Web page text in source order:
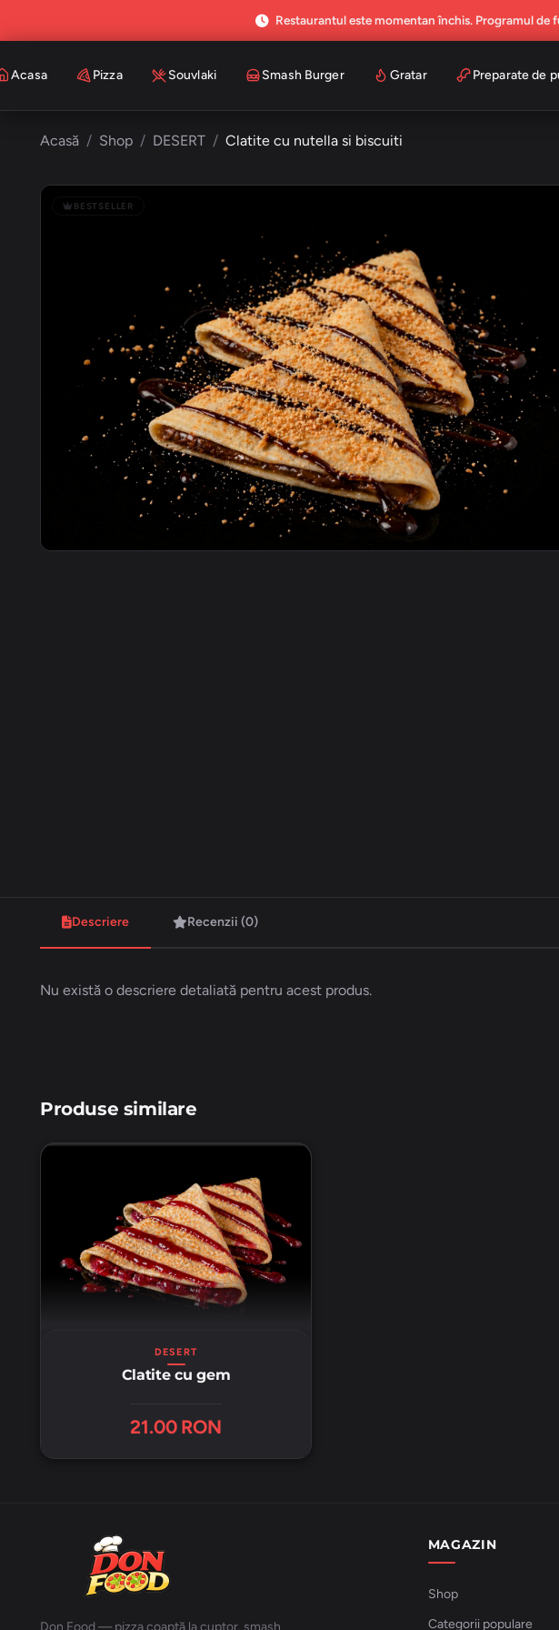
Restaurantul este momentan închis. Programul
Acasa Pizza Souvlaki Smash Burger Gratar Preparate de
Acasă Shop DESERT Clatite cu nutella si biscuiti
BESTSELLER
Descriere Recenzii (0)
Nu există o descriere detaliată pentru acest produs.
Produse similare
DESERT
Clatite cu gem
21.00 RON
Don Food — pizza coaptă la cuptor, smash
MAGAZIN
Shop
Categorii populare